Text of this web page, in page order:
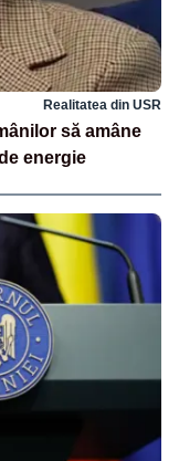
Realitatea din USR
să amâne
energie